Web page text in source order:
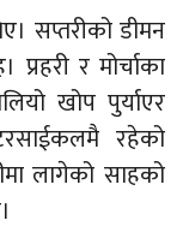
सप्तरीको डीमन
र मोर्चाका
खोप पुर्याएर
रहेको
लागेको साहको